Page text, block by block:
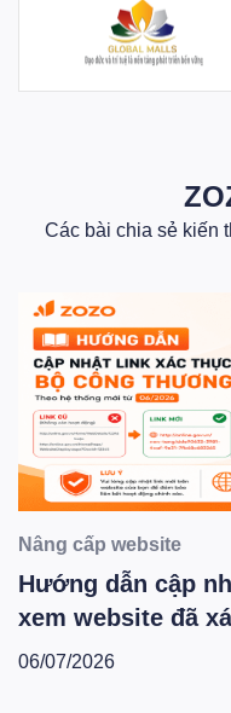
Các bài chia sẻ kiến
Nâng cấp website
Hướng dẫn cập
xem website đã
Thương theo hệ
06/07/2026